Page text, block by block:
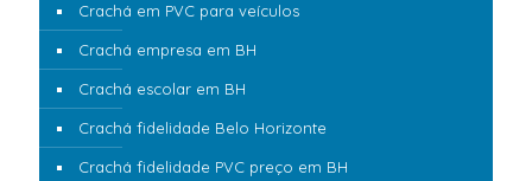
Crachá em PVC para veículos
Crachá empresa em BH
Crachá escolar em BH
Crachá fidelidade Belo Horizonte
Crachá fidelidade PVC preço em BH